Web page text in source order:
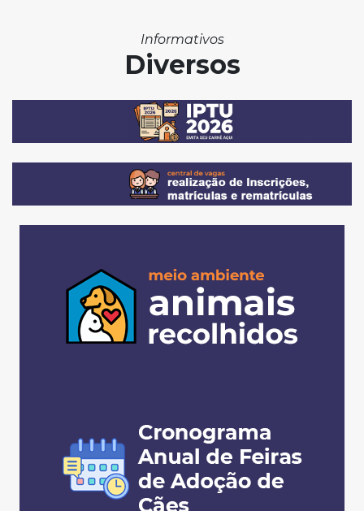
Informativos
Diversos